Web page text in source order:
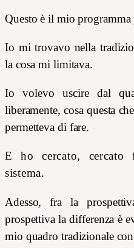
Questo è il mio programma
Io mi trovavo nella
la cosa mi limitava.
Io volevo uscire dal
liberamente, cosa questa
permetteva di fare.
E ho cercato,
sistema.
Adesso, fra la
prospettiva la differenza è
mio quadro tradizionale